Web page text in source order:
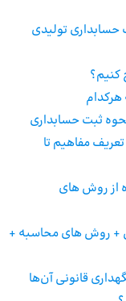
تولیدی
هرکدام
ثبت حسابداری
مفاهیم تا
از روش های
+ روش‌ های محاسبه +
قانونی آن‌ها